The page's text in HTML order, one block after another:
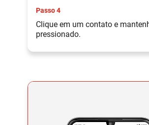
Passo 4
Clique em um contato e
pressionado.